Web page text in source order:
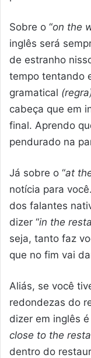
Sobre o “on the
inglês será
de estranho
tempo tentando
gramatical
cabeça que em
final. Aprendo
pendurado na
Já sobre o “at
notícia para
dos falantes
dizer “in the
seja, tanto faz
que no fim vai
Aliás, se você
redondezas do
dizer em inglês é
close to the
dentro do